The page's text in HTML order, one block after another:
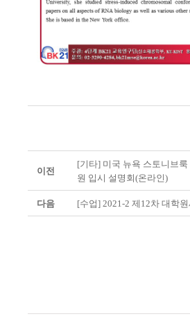
이전
[기타] 미국 뉴욕 스토니브
원 입시 설명회(온라인)
다음 [수업] 2021-2 제12차 대학